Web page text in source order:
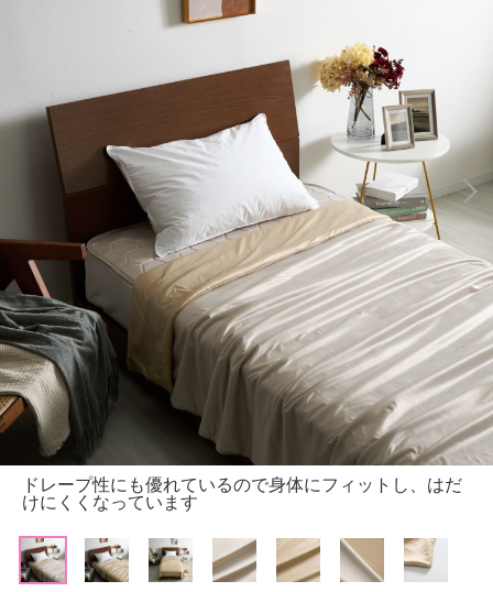
ドレープ性にも優れているので身体にフィットし、はだ
けにくくなっています